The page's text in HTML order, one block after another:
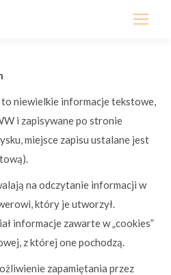
to niewielkie informacje tekstowe,
i zapisywane po stronie
miejsce zapisu ustalane jest
na odczytanie informacji w
który je utworzył.
informacje zawarte w „cookies”
z której one pochodzą.
zapamiętania przez